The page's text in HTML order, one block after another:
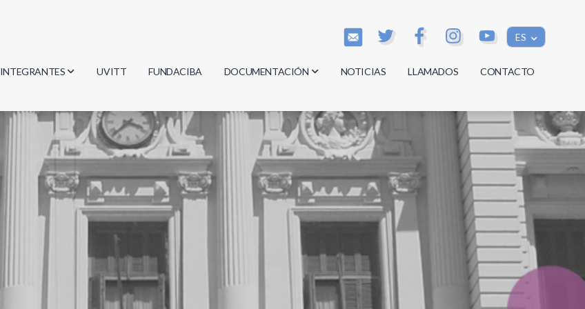
ES
INTEGRANTES
Investigadores
Estudiantes
Egresados
UVITT FUNDACIBA DOCUMENTACIÓN
Actas
Reglamentos
Documentos
NOTICIAS LLAMADOS CONTACTO